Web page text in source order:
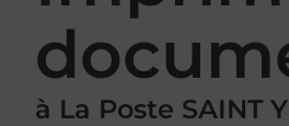
à La Poste SAINT